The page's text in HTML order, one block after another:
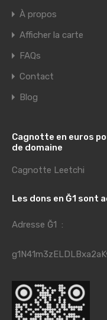
À propos
Afficher la carte
FAQs
Contact
Blog
Cagnotte en euros
de domaine
Cagnotte Leetchi
Les dons en Ğ1 sont
Adresse Ğ1 :